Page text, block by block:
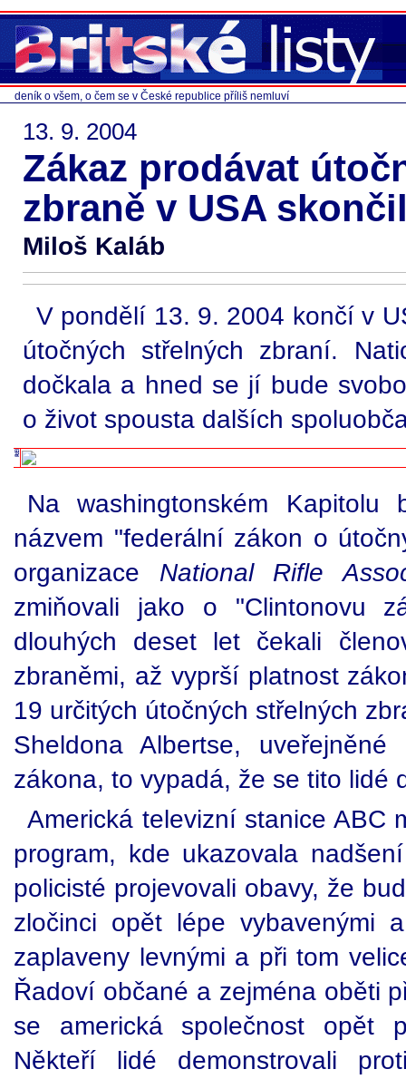
deník o všem, o čem se v České republice příliš nemluví
13. 9. 2004
Zákaz prodávat
zbraně v USA
Miloš Kaláb
V pondělí 13. 9. 2004 končí v
útočných střelných zbraní.
dočkala a hned se jí bude
o život spousta dalších
Na washingtonském
názvem "federální zákon o
organizace National Rifle
zmiňovali jako o "Clintonovu
dlouhých deset let čekali
zbraněmi, až vyprší platnost
19 určitých útočných střelných
Sheldona Albertse,
zákona, to vypadá, že se tito lidé
Americká televizní stanice ABC
program, kde ukazovala
policisté projevovali obavy, že
zločinci opět lépe vybavenými
zaplaveny levnými a při tom
Řadoví občané a zejména oběti
se americká společnost opět
Někteří lidé demonstrovali